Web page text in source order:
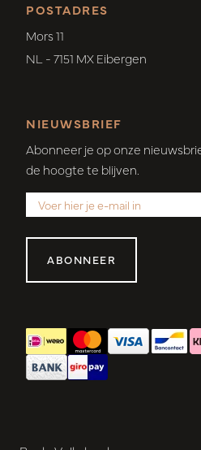
POSTADRES
Mors 11
NL - 7151 MX Eibergen
NIEUWSBRIEF
Abonneer je op onze
de hoogte te blijven.
ABONNEER